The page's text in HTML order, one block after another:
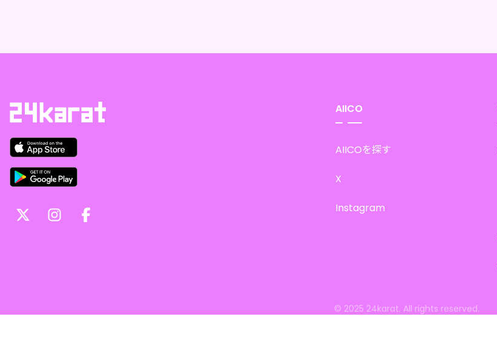
AIICO
AIICOを探す
X
Instagram
© 2025 24karat. All rights reserved.